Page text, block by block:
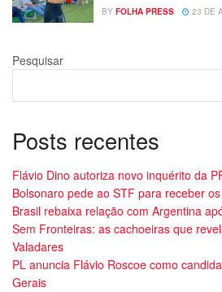
BY FOLHA PRESS 23 DE
Pesquisar
Posts recentes
Flávio Dino autoriza novo inquérito da
Bolsonaro pede ao STF para receber
Brasil rebaixa relação com Argentina
Sem Fronteiras: as cachoeiras que
Valadares
PL anuncia Flávio Roscoe como
Gerais